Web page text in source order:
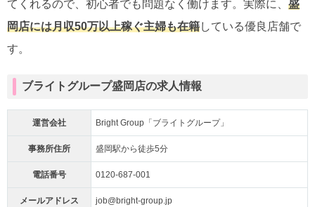
てくれるので、初心者でも問題なく働けます。実際に、 盛
岡店には月収50万以上稼ぐ主婦も在籍している優良店舗で
す。
ブライトグループ盛岡店の求人情報
運営会社 Bright Group「ブライトグループ」
事務所住所 盛岡駅から徒歩5分
電話番号 0120-687-001
メールアドレス job@bright-group.jp